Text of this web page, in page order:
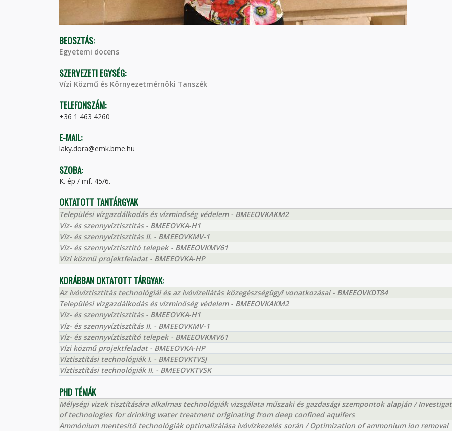
BEOSZTÁS:
Egyetemi docens
SZERVEZETI EGYSÉG:
Vízi Közmű és Környezetmérnöki Tanszék
TELEFONSZÁM:
+36 1 463 4260
E-MAIL:
laky.dora@emk.bme.hu
SZOBA:
K. ép / mf. 45/6.
OKTATOTT TANTÁRGYAK
Települési vízgazdálkodás és vízminőség védelem - BMEEOVKAKM2
Víz- és szennyvíztisztítás - BMEEOVKA-H1
Víz- és szennyvíztisztítás II. - BMEEOVKMV-1
Víz- és szennyvíztisztító telepek - BMEEOVKMV61
Vízi közmű projektfeladat - BMEEOVKA-HP
KORÁBBAN OKTATOTT TÁRGYAK:
Az ivóvíztisztítás technológiái és az ivóvízellátás közegészségügyi vonatkozásai - BMEEOVKDT84
Települési vízgazdálkodás és vízminőség védelem - BMEEOVKAKM2
Víz- és szennyvíztisztítás - BMEEOVKA-H1
Víz- és szennyvíztisztítás II. - BMEEOVKMV-1
Víz- és szennyvíztisztító telepek - BMEEOVKMV61
Vízi közmű projektfeladat - BMEEOVKA-HP
Víztisztítási technológiák I. - BMEEOVKTVSJ
Víztisztítási technológiák II. - BMEEOVKTVSK
PHD TÉMÁK
Mélységi vizek tisztítására alkalmas technológiák vizsgálata műszaki és gazdasági szempontok alapján /
of technologies for drinking water treatment originating from deep confined aquifers
Ammónium mentesítő technológiák optimalizálása ivóvízkezelés során / Optimization of ammonium ion removal